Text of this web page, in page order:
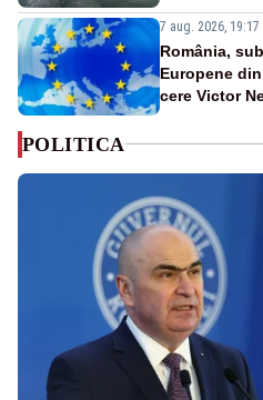
7 aug. 2026, 19:17
România,
Europene
cere Victor
POLITICA